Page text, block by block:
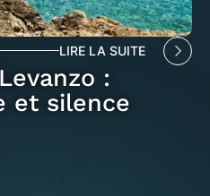
LIRE LA SUITE
:
et silence